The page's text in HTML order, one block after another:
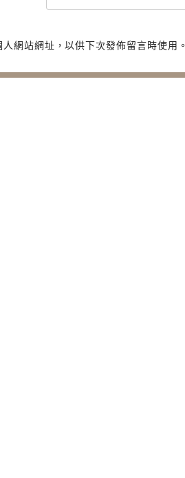
網站網址，以供下次發佈留言時使用。